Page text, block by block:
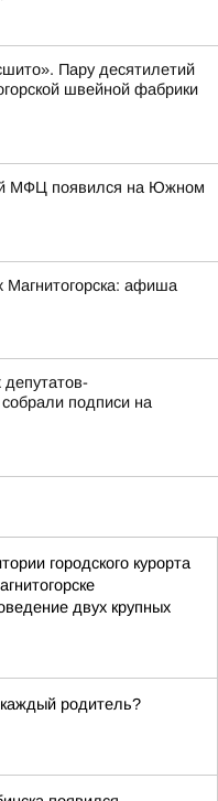
Пару десятилетий
швейной фабрики
МФЦ появился на Южном
Магнитогорска: афиша
депутатов-
подписи на
городского курорта
двух крупных
родитель?